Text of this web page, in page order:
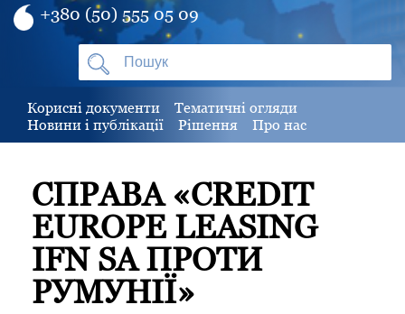
+380 (50) 555 05 09
Корисні документи
Тематичні огляди
Новини і публікації
Рішення Про нас
СПРАВА «CREDIT
EUROPE LEASING
IFN SA ПРОТИ
РУМУНІЇ»